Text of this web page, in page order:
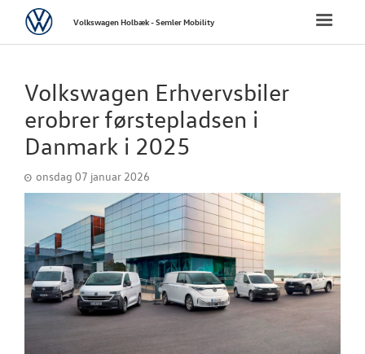
BRUGTE BILER
SKADECENTER
Toggle
VolkswagenVolkswagen Holbæk - Semler Mobility
Volkswagen Erhvervsbiler
erobrer førstepladsen i
Danmark i 2025
onsdag 07 januar 2026